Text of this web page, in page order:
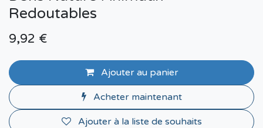
Redoutables
9,92 €
Ajouter au panier
Acheter maintenant
Ajouter à la liste de souhaits